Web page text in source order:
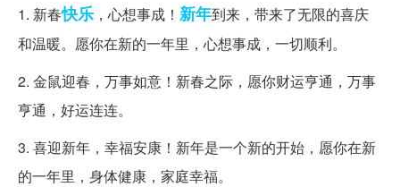
1. 新春快乐 ，心想事成！ 新年到来，带来了无限的喜庆
和温暖。愿你在新的一年里，心想事成，一切顺利。
2. 金鼠迎春，万事如意！新春之际，愿你财运亨通，万事
亨通，好运连连。
3. 喜迎新年，幸福安康！新年是一个新的开始，愿你在新
的一年里，身体健康，家庭幸福。